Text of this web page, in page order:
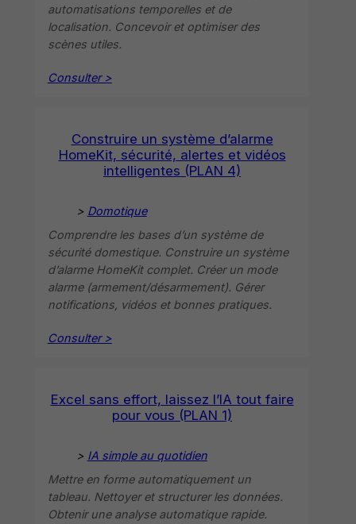
automatisations temporelles et de
localisation. Concevoir et optimiser des
scènes utiles.
Consulter >
Construire un système d’alarme
HomeKit, sécurité, alertes et vidéos
intelligentes (PLAN 4)
> Domotique
Comprendre les bases d’un système de
sécurité domestique. Construire un système
d’alarme HomeKit complet. Créer un mode
alarme (armement/désarmement). Gérer
notifications, vidéos et bonnes pratiques.
Consulter >
Excel sans effort, laissez l’IA tout faire
pour vous (PLAN 1)
> IA simple au quotidien
Mettre en forme automatiquement un
tableau. Nettoyer et structurer les données.
Obtenir une analyse automatique rapide.